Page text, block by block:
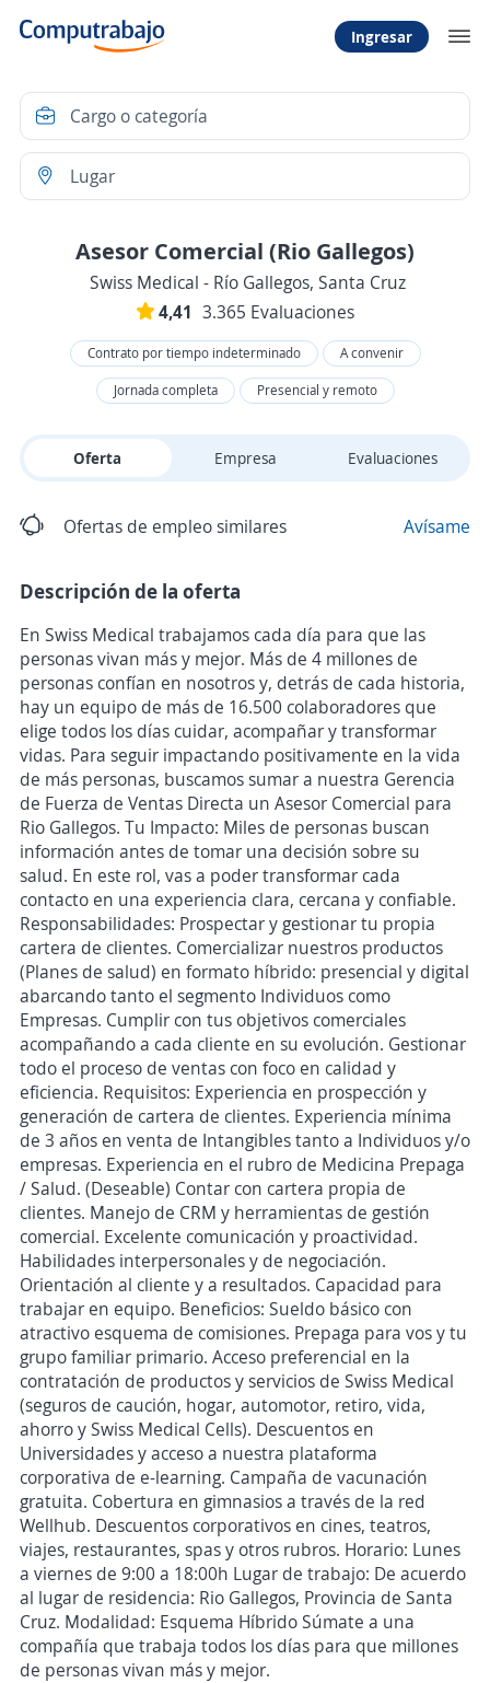
Ingresar
Asesor Comercial (Rio Gallegos)
Swiss Medical - Río Gallegos, Santa Cruz
4,41 3.365 Evaluaciones
Contrato por tiempo indeterminado
A convenir
Jornada completa
Presencial y remoto
Oferta Empresa Evaluaciones
Ofertas de empleo similares Avísame
Descripción de la oferta
En Swiss Medical trabajamos cada día para que las
personas vivan más y mejor. Más de 4 millones de
personas confían en nosotros y, detrás de cada historia,
hay un equipo de más de 16.500 colaboradores que
elige todos los días cuidar, acompañar y transformar
vidas. Para seguir impactando positivamente en la vida
de más personas, buscamos sumar a nuestra Gerencia
de Fuerza de Ventas Directa un Asesor Comercial para
Rio Gallegos. Tu Impacto: Miles de personas buscan
información antes de tomar una decisión sobre su
salud. En este rol, vas a poder transformar cada
contacto en una experiencia clara, cercana y confiable.
Responsabilidades: Prospectar y gestionar tu propia
cartera de clientes. Comercializar nuestros productos
(Planes de salud) en formato híbrido: presencial y digital
abarcando tanto el segmento Individuos como
Empresas. Cumplir con tus objetivos comerciales
acompañando a cada cliente en su evolución. Gestionar
todo el proceso de ventas con foco en calidad y
eficiencia. Requisitos: Experiencia en prospección y
generación de cartera de clientes. Experiencia mínima
de 3 años en venta de Intangibles tanto a Individuos y/o
empresas. Experiencia en el rubro de Medicina Prepaga
/ Salud. (Deseable) Contar con cartera propia de
clientes. Manejo de CRM y herramientas de gestión
comercial. Excelente comunicación y proactividad.
Habilidades interpersonales y de negociación.
Orientación al cliente y a resultados. Capacidad para
trabajar en equipo. Beneficios: Sueldo básico con
atractivo esquema de comisiones. Prepaga para vos y tu
grupo familiar primario. Acceso preferencial en la
contratación de productos y servicios de Swiss Medical
(seguros de caución, hogar, automotor, retiro, vida,
ahorro y Swiss Medical Cells). Descuentos en
Universidades y acceso a nuestra plataforma
corporativa de e-learning. Campaña de vacunación
gratuita. Cobertura en gimnasios a través de la red
Wellhub. Descuentos corporativos en cines, teatros,
viajes, restaurantes, spas y otros rubros. Horario: Lunes
a viernes de 9:00 a 18:00h Lugar de trabajo: De acuerdo
al lugar de residencia: Rio Gallegos, Provincia de Santa
Cruz. Modalidad: Esquema Híbrido Súmate a una
compañía que trabaja todos los días para que millones
de personas vivan más y mejor.